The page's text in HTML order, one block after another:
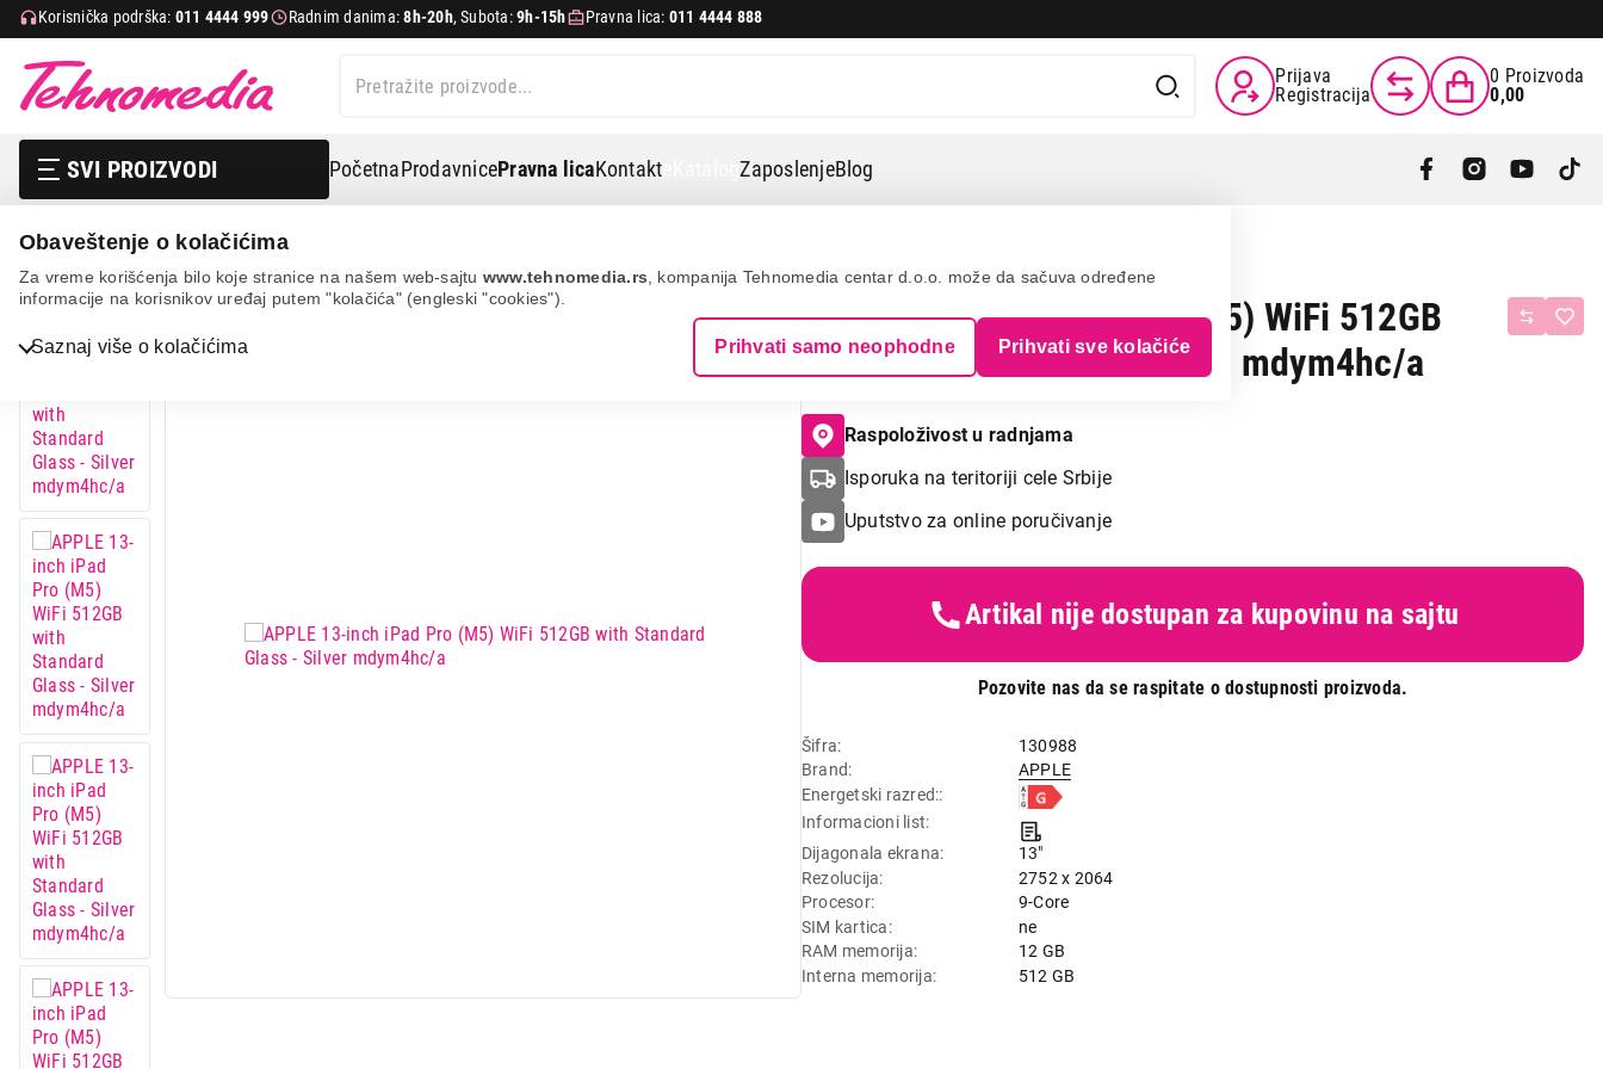
Obaveštenje o kolačićima
Za vreme korišćenja bilo koje stranice na našem web-sajtu www.tehnomedia.rs , kompanija Tehnomedia centar d.o.o. može da sačuva određene
informacije na korisnikov uređaj putem "kolačića" (engleski "cookies").
Saznaj više o kolačićima Prihvati samo neophodne Prihvati sve kolačiće
Korisnička podrška: 011 4444 999 Radnim danima:8h-20h, Subota:9h-15h Pravna lica: 011 4444 888
Prijava
Registracija
0 Proizvoda
0,00
SVI PROIZVODI PočetnaProdavnicePravna licaKontakt eKatalogZaposlenjeBlog
TV, audio, video i foto
IT & Gaming
Mobilni telefoni i tableti
Mali kućni aparati
Mali kuhinjski aparati
Grejanje i hlađenje
Nega tela, lepota i zdravlje
Sport i putovanje
Sve za kuću i baštu
Apple 13-inch ipad pro (m5) wifi 512gb with standard glass - silver mdy
APPLE 13-inch iPad Pro (M5) WiFi 512GB
with Standard Glass - Silver mdym4hc/a
Raspoloživost u radnjama
Isporuka na teritoriji cele Srbije
Uputstvo za online poručivanje
Šifra
130988
Brand
APPLE
Energetski razred:
Informacioni list
Dijagonala ekrana
13"
Rezolucija
2752 x 2064
Procesor
9-Core
SIM kartica
ne
RAM memorija
12 GB
Interna memorija
512 GB
Artikal nije dostupan za kupovinu na sajtu
Pozovite nas da se raspitate o dostupnosti proizvoda.